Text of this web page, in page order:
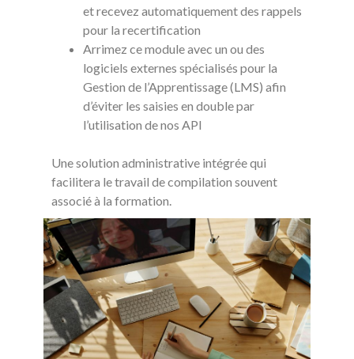
et recevez automatiquement des rappels
pour la recertification
Arrimez ce module avec un ou des
logiciels externes spécialisés pour la
Gestion de l’Apprentissage (LMS) afin
d’éviter les saisies en double par
l’utilisation de nos API
Une solution administrative intégrée qui
facilitera le travail de compilation souvent
associé à la formation.